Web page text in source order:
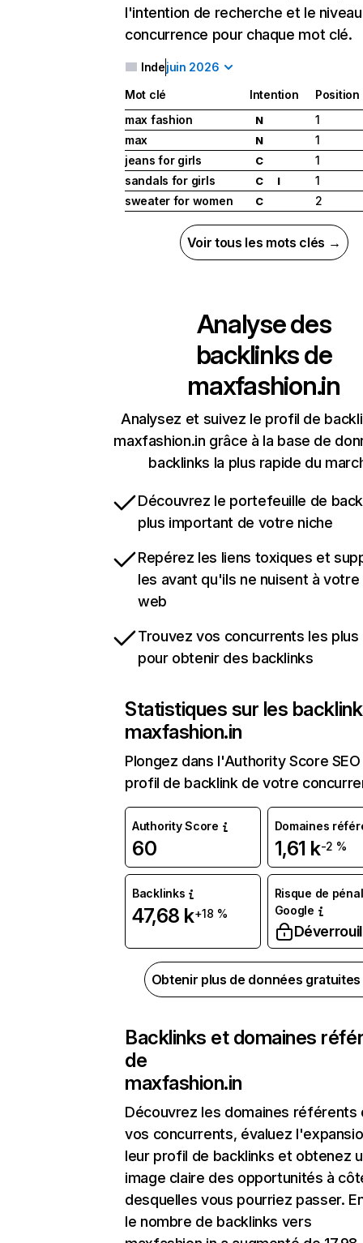
l'intention de recherche et le
concurrence pour chaque mot clé.
Indejuin 2026
Mot clé Intention
Position
max fashion
N
1
max
N
1
jeans for girls
C
1
sandals for girls
C I
1
sweater for women
C 2
Voir tous les mots clés →
Analyse des
backlinks de
maxfashion.in
Analysez et suivez le profil de
maxfashion.in grâce à la base de
backlinks la plus rapide du
Découvrez le portefeuille de
plus important de votre niche
Repérez les liens toxiques et
les avant qu'ils ne nuisent à
web
Trouvez vos concurrents les
pour obtenir des backlinks
Statistiques sur les
maxfashion.in
Plongez dans l'Authority Score
profil de backlink de votre
Authority Score
60
Domaines
1,61 k-2 %
Backlinks
47,68 k+18 %
Risque de
Google
Obtenir plus de données
Backlinks et domaines
de
maxfashion.in
Découvrez les domaines référents
vos concurrents, évaluez
leur profil de backlinks et obtenez
image claire des opportunités à
desquelles vous pourriez passer.
le nombre de backlinks vers